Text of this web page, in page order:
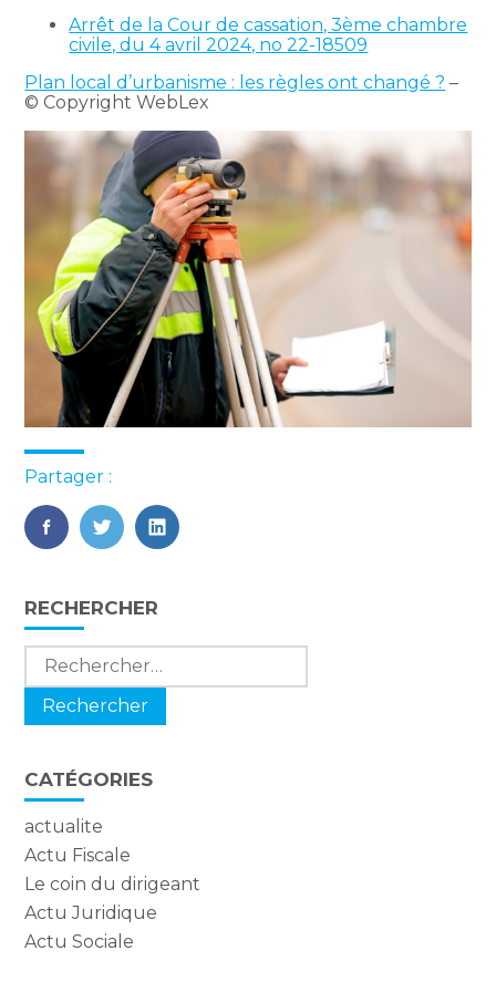
Arrêt de la Cour de cassation, 3ème chambre
civile, du 4 avril 2024, no 22-18509
Plan local d’urbanisme : les règles ont changé ? –
© Copyright WebLex
Partager :
FaceBook
TwitterLinkedIn
Blog
sidebar
RECHERCHER
Rechercher :
CATÉGORIES
actualite
Actu Fiscale
Le coin du dirigeant
Actu Juridique
Actu Sociale